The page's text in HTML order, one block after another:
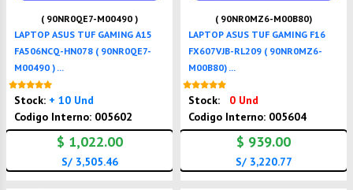
( 90NR0QE7-M00490 )
LAPTOP ASUS TUF GAMING A15
FA506NCQ-HN078 ( 90NR0QE7-
M00490 ) ...
Stock: + 10 Und
Codigo Interno: 005602
$ 1,022.00
S/ 3,505.46
( 90NR0MZ6-M00B80)
LAPTOP ASUS TUF GAMING F16
FX607VJB-RL209 ( 90NR0MZ6-
M00B80) ...
Stock:
0 Und
Codigo Interno: 005604
$ 939.00
S/ 3,220.77